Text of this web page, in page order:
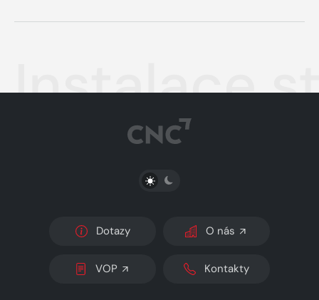
Instalace
PŘEPNOUT SVĚTLÝ/TMAVÝ REŽIM
Dotazy O nás
VOP Kontakty